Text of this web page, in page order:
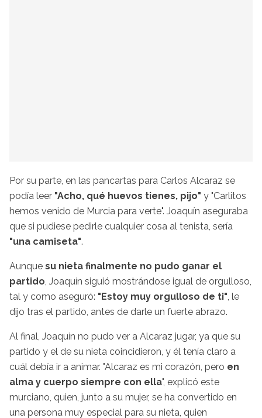
Por su parte, en las pancartas para Carlos Alcaraz se
podía leer "Acho, qué huevos tienes, pijo" y "Carlitos
hemos venido de Murcia para verte". Joaquín aseguraba
que si pudiese pedirle cualquier cosa al tenista, sería
"una camiseta".
Aunque su nieta finalmente no pudo ganar el
partido, Joaquín siguió mostrándose igual de orgulloso,
tal y como aseguró: "Estoy muy orgulloso de ti", le
dijo tras el partido, antes de darle un fuerte abrazo.
Al final, Joaquín no pudo ver a Alcaraz jugar, ya que su
partido y el de su nieta coincidieron, y él tenía claro a
cuál debía ir a animar. "Alcaraz es mi corazón, pero en
alma y cuerpo siempre con ella", explicó este
murciano, quien, junto a su mujer, se ha convertido en
una persona muy especial para su nieta, quien